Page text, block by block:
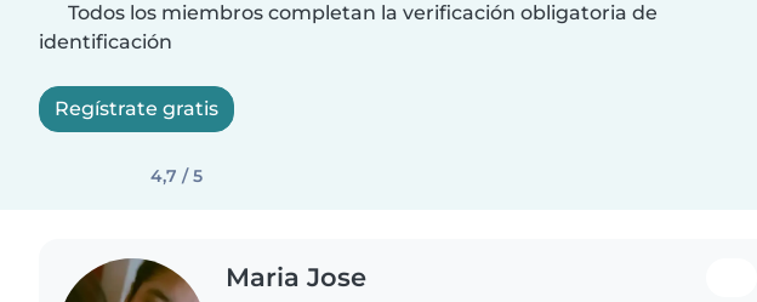
Todos los miembros completan la verificación obligatoria de
identificación
Regístrate gratis
4,7 / 5
Maria Jose